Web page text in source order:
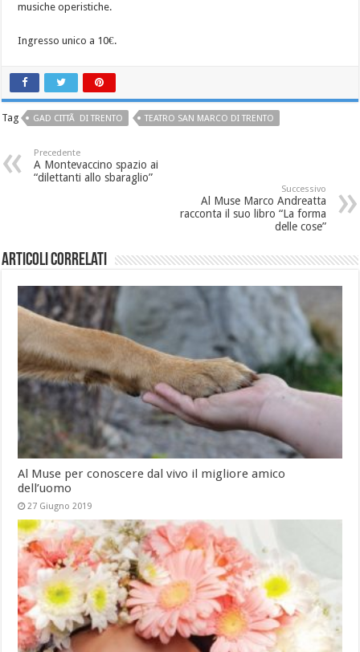
musiche operistiche.
Ingresso unico a 10€.
Tag GAD CITTÃ DI TRENTO TEATRO SAN MARCO DI TRENTO
Precedente
A Montevaccino spazio ai
“dilettanti allo sbaraglio”
Successivo
Al Muse Marco Andreatta
racconta il suo libro “La forma
delle cose”
Articoli correlati
Al Muse per conoscere dal vivo il migliore amico
dell’uomo
27 Giugno 2019